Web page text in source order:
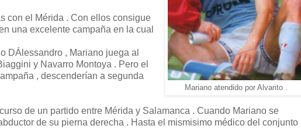
Mariano atendido por Alvarito .
con el Mérida . Con ellos consigue
una excelente campaña en la cual
DÁlessandro , Mariano juega al
y Navarro Montoya . Pero el
, descenderían a segunda
de un partido entre Mérida y Salamanca . Cuando Mariano se
de su pierna derecha . Hasta el mismisimo médico del conjunto